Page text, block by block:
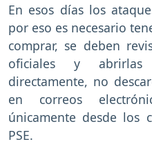
En esos días los
por eso es necesario
comprar, se deben
oficiales y
directamente, no
en correos
únicamente desde los
PSE.